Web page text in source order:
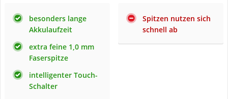
besonders lange
Akkulaufzeit
extra feine 1,0 mm
Faserspitze
intelligenter Touch-
Schalter
Spitzen nutzen sich
schnell ab